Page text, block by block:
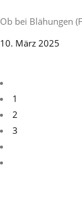
Ob bei Blähungen
10. März 2025
1
2
3